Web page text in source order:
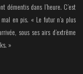
démentis dans l’heure. C’est
en pis. « Le futur n’a plus
sous ses airs d’extrême
»